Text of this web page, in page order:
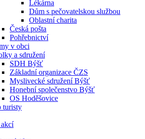
Lékárna
Dům s pečovatelskou službou
Oblastní charita
Česká pošta
Pohřebnictví
v obci
a sdružení
SDH Býšť
Základní organizace ČZS
Myslivecké sdružení Býšť
Honební společenstvo Býšť
OS Hoděšovice
turisty